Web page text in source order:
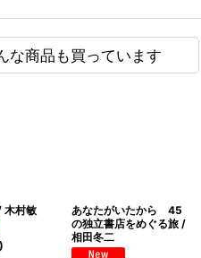
な商品も買っています
木村敏
あなたがいたから 45
の独立書店をめぐる旅 /
相田冬二